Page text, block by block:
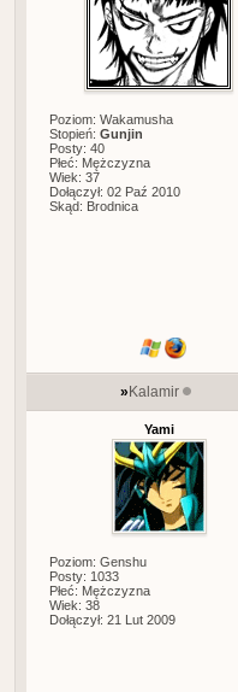
Poziom: Wakamusha
Stopień: Gunjin
Posty: 40
Płeć: Mężczyzna
Wiek: 37
Dołączył: 02 Paź 2010
Skąd: Brodnica
» Kalamir
Yami
Poziom: Genshu
Posty: 1033
Płeć: Mężczyzna
Wiek: 38
Dołączył: 21 Lut 2009